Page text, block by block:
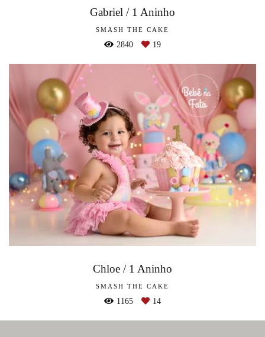
Gabriel / 1 Aninho
SMASH THE CAKE
2840 19
Chloe / 1 Aninho
SMASH THE CAKE
1165 14